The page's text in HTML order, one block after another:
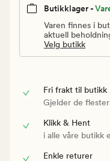
Butikklager -
Varen finnes i
aktuell
Velg butikk
Fri frakt til butikk
Gjelder de
Klikk & Hent
i alle våre butikk
Enkle returer